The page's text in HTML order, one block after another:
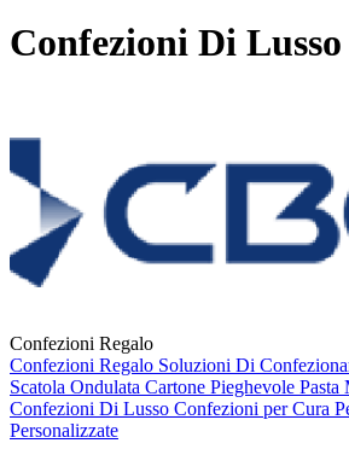
Confezioni Di Lusso
Confezioni Regalo
Confezioni Regalo Soluzioni Di
Scatola Ondulata Cartone Pieghevole Pasta
Confezioni Di Lusso Confezioni per Cura
Personalizzate